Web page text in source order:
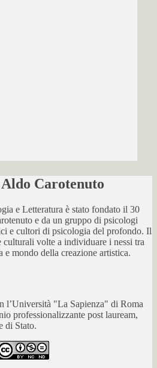
Carotenuto
e Letteratura è stato fondato il 30
e da un gruppo di psicologi
e cultori di psicologia del profondo. Il
volte a individuare i nessi tra
e mondo della creazione artistica.
l’Università "La Sapienza" di Roma
professionalizzante post lauream,
di Stato.